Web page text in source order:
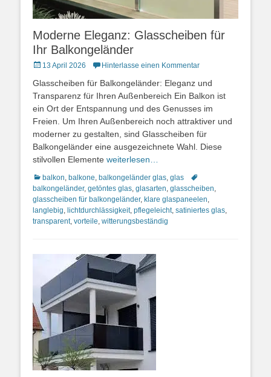
Moderne Eleganz: Glasscheiben für
Ihr Balkongeländer
Posted
13 April 2026 Hinterlasse einen Kommentar
Glasscheiben für Balkongeländer: Eleganz und
Transparenz für Ihren Außenbereich Ein Balkon ist
ein Ort der Entspannung und des Genusses im
Freien. Um Ihren Außenbereich noch attraktiver und
moderner zu gestalten, sind Glasscheiben für
Balkongeländer eine ausgezeichnete Wahl. Diese
stilvollen Elemente weiterlesen…
Kategorien
balkon, balkone, balkongeländer glas, glas
Schlagworte
balkongeländer, getöntes glas, glasarten, glasscheiben,
glasscheiben für balkongeländer, klare glaspaneelen,
langlebig, lichtdurchlässigkeit, pflegeleicht, satiniertes glas,
transparent, vorteile, witterungsbeständig